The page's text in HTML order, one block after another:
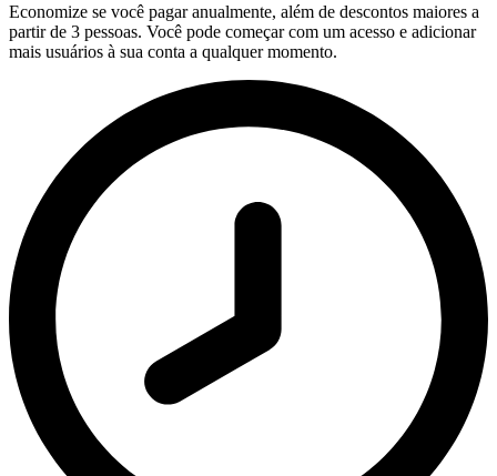
Economize se você pagar anualmente, além de descontos maiores a
partir de 3 pessoas. Você pode começar com um acesso e adicionar
mais usuários à sua conta a qualquer momento.